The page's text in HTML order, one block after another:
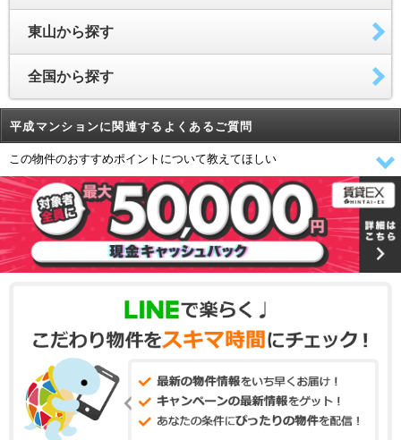
東山から探す
全国から探す
平成マンションに関連するよくあるご質問
この物件のおすすめポイントについて教えてほしい